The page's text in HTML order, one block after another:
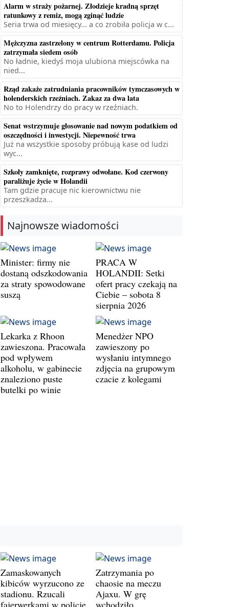
Alarm w straży pożarnej. Złodzieje kradną sprzęt
ratunkowy z remiz, mogą zginąć ludzie
Seria trwa od miesięcy... a co zrobiła policja w c...
Mężczyzna zastrzelony w centrum Rotterdamu. Policja
zatrzymała siedem osób
No ładnie, kiedyś moja ulubiona miejscówka na
nied...
Rząd zakaże zatrudniania pracowników tymczasowych w
holenderskich rzeźniach. Zakaz za dwa lata
No to Holendrzy do pracy w rzeźniach.
Senat wstrzymuje głosowanie nad nowym podatkiem od
oszczędności i inwestycji. Niepewność trwa
Już na wszystkie sposoby próbują kase od ludzi
wyc...
Szkoły zamknięte, rozprawy odwołane. Kod czerwony
paraliżuje życie w Holandii
Tam gdzie pracuje nic kierownictwu nie
przeszkadza...
Najnowsze wiadomości
Minister: firmy nie
dostaną odszkodowania
za straty spowodowane
suszą
PRACA W
HOLANDII: Setki
ofert pracy czekają na
Ciebie – sobota 8
sierpnia 2026
Lekarka z Rhoon
zawieszona. Pracowała
pod wpływem
alkoholu, w gabinecie
znaleziono puste
butelki po winie
Menedżer NPO
zawieszony po
wysłaniu intymnego
zdjęcia na grupowym
czacie z kolegami
Zamaskowanych
kibiców wyrzucono ze
stadionu. Rzucali
fajerwerkami w policję
Zatrzymania po
chaosie na meczu
Ajaxu. W grę
wchodziło